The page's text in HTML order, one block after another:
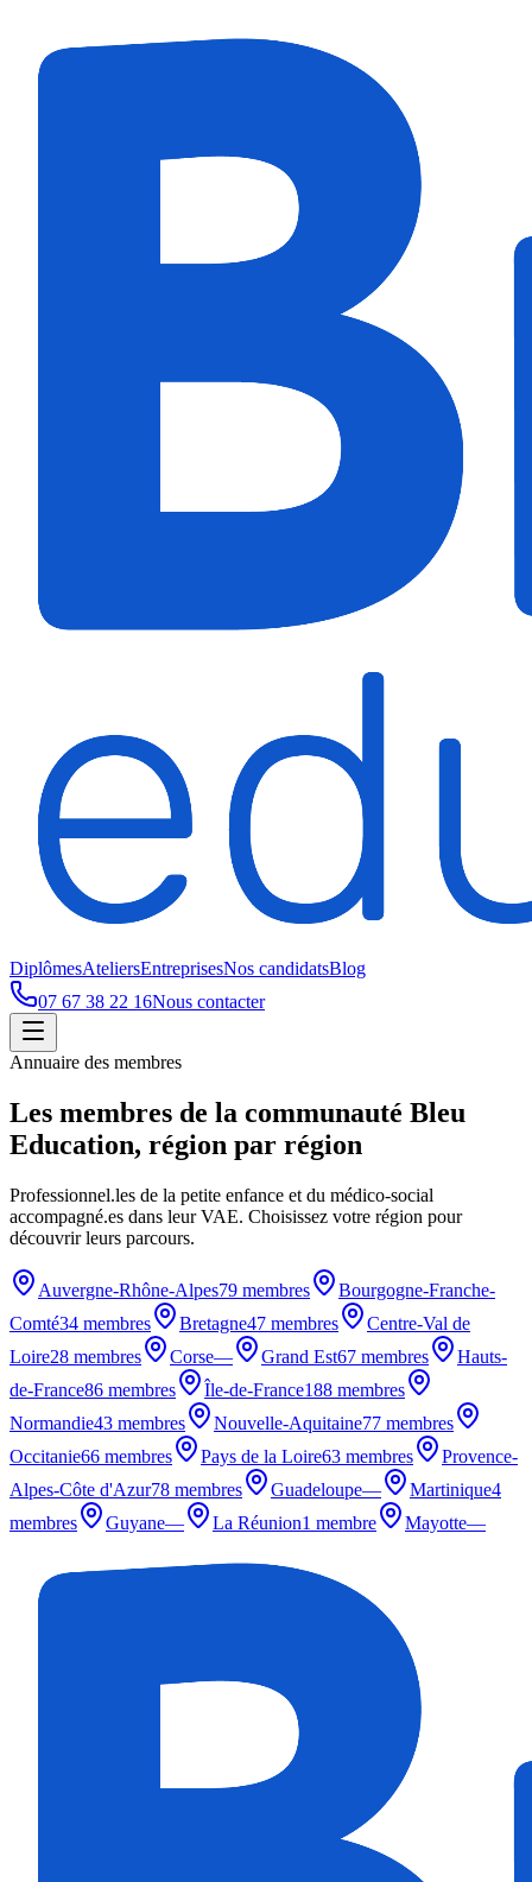
DiplômesAteliersEntreprisesNos candidatsBlog
07 67 38 22 16Nous contacter
Annuaire des membres
Les membres de la communauté Bleu
Education, région par région
Professionnel.les de la petite enfance et du médico-social
accompagné.es dans leur VAE. Choisissez votre région pour
découvrir leurs parcours.
Auvergne-Rhône-Alpes79 membres
Bourgogne-Franche-
Comté34 membres Bretagne47 membres
Centre-Val de
Loire28 membres Corse— Grand Est67 membres
Hauts-
de-France86 membres Île-de-France188 membres
Normandie43 membres Nouvelle-Aquitaine77 membres
Occitanie66 membres Pays de la Loire63 membres
Provence-
Alpes-Côte d'Azur78 membres Guadeloupe— Martinique4
membres
Guyane— La Réunion1 membre Mayotte—